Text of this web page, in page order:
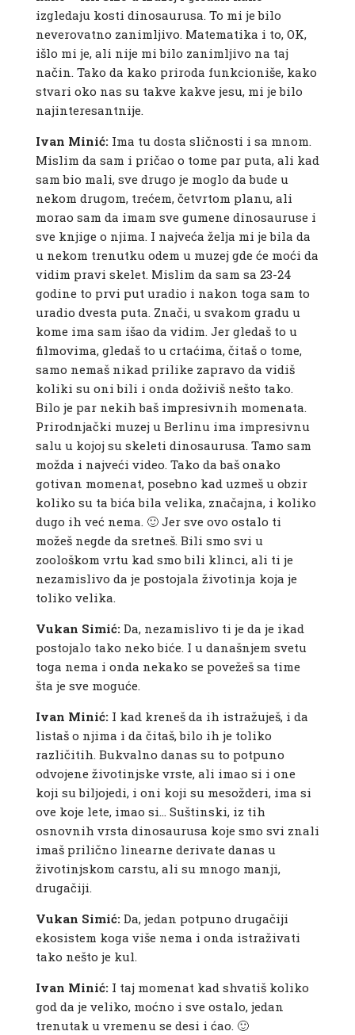
izgledaju kosti dinosaurusa. To mi je bilo
neverovatno zanimljivo. Matematika i to, OK,
išlo mi je, ali nije mi bilo zanimljivo na taj
način. Tako da kako priroda funkcioniše, kako
stvari oko nas su takve kakve jesu, mi je bilo
najinteresantnije.
Ivan Minić:Ima tu dosta sličnosti i sa mnom.
Mislim da sam i pričao o tome par puta, ali kad
sam bio mali, sve drugo je moglo da bude u
nekom drugom, trećem, četvrtom planu, ali
morao sam da imam sve gumene dinosauruse i
sve knjige o njima. I najveća želja mi je bila da
u nekom trenutku odem u muzej gde će moći da
vidim pravi skelet. Mislim da sam sa 23-24
godine to prvi put uradio i nakon toga sam to
uradio dvesta puta. Znači, u svakom gradu u
kome ima sam išao da vidim. Jer gledaš to u
filmovima, gledaš to u crtaćima, čitaš o tome,
samo nemaš nikad prilike zapravo da vidiš
koliki su oni bili i onda doživiš nešto tako.
Bilo je par nekih baš impresivnih momenata.
Prirodnjački muzej u Berlinu ima impresivnu
salu u kojoj su skeleti dinosaurusa. Tamo sam
možda i najveći video. Tako da baš onako
gotivan momenat, posebno kad uzmeš u obzir
koliko su ta bića bila velika, značajna, i koliko
dugo ih već nema. 🙂 Jer sve ovo ostalo ti
možeš negde da sretneš. Bili smo svi u
zoološkom vrtu kad smo bili klinci, ali ti je
nezamislivo da je postojala životinja koja je
toliko velika.
Vukan Simić:Da, nezamislivo ti je da je ikad
postojalo tako neko biće. I u današnjem svetu
toga nema i onda nekako se povežeš sa time
šta je sve moguće.
Ivan Minić:I kad kreneš da ih istražuješ, i da
listaš o njima i da čitaš, bilo ih je toliko
različitih. Bukvalno danas su to potpuno
odvojene životinjske vrste, ali imao si i one
koji su biljojedi, i oni koji su mesožderi, ima si
ove koje lete, imao si… Suštinski, iz tih
osnovnih vrsta dinosaurusa koje smo svi znali
imaš prilično linearne derivate danas u
životinjskom carstu, ali su mnogo manji,
drugačiji.
Vukan Simić:Da, jedan potpuno drugačiji
ekosistem koga više nema i onda istraživati
tako nešto je kul.
Ivan Minić:I taj momenat kad shvatiš koliko
god da je veliko, moćno i sve ostalo, jedan
trenutak u vremenu se desi i ćao. 🙂